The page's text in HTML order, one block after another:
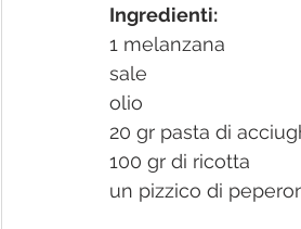
Ingredienti:
1 melanzana
sale
olio
20 gr pasta di
100 gr di ricotta
un pizzico di